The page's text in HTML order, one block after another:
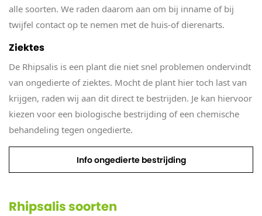
alle soorten. We raden daarom aan om bij inname of bij
twijfel contact op te nemen met de huis-of dierenarts.
Ziektes
De Rhipsalis is een plant die niet snel problemen ondervindt
van ongedierte of ziektes. Mocht de plant hier toch last van
krijgen, raden wij aan dit direct te bestrijden. Je kan hiervoor
kiezen voor een biologische bestrijding of een chemische
behandeling tegen ongedierte.
Info ongedierte bestrijding
Rhipsalis soorten